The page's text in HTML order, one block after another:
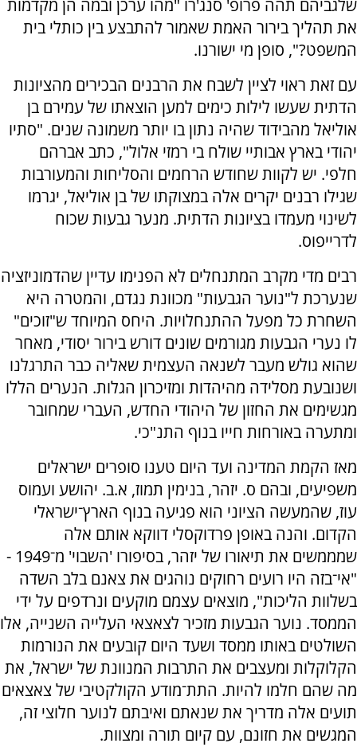
שלגביהם תהה פרופ' סנג'רו "מהו ערכן ובמה הן מקדמות
את תהליך בירור האמת שאמור להתבצע בין כותלי בית
המשפט?", סופן מי ישורנו.
עם זאת ראוי לציין לשבח את הרבנים הבכירים מהציונות
הדתית שעשו לילות כימים למען הוצאתו של עמירם בן
אוליאל מהבידוד שהיה נתון בו יותר משמונה שנים. "סתיו
יהודי בארץ אבותיי שולח בי רמזי אלול", כתב אברהם
חלפי. יש לקוות שחודש הרחמים והסליחות והמעורבות
שגילו רבנים יקרים אלה במצוקתו של בן אוליאל, יגרמו
לשינוי מעמדו בציונות הדתית. מנער גבעות שכוח
לדרייפוס.
רבים מדי מקרב המתנחלים לא הפנימו עדיין שהדמוניזציה
שנערכת ל"נוער הגבעות" מכוונת נגדם, והמטרה היא
השחרת כל מפעל ההתנחלויות. היחס המיוחד ש"זוכים"
לו נערי הגבעות מגורמים שונים דורש בירור יסודי, מאחר
שהוא גולש מעבר לשנאה העצמית שאליה כבר התרגלנו
ושנובעת מסלידה מהיהדות ומזיכרון הגלות. הנערים הללו
מגשימים את החזון של היהודי החדש, העברי שמחובר
ומתערה באורחות חייו בנוף התנ"כי.
מאז הקמת המדינה ועד היום טענו סופרים ישראלים
משפיעים, ובהם ס. יזהר, בנימין תמוז, א.ב. יהושע ועמוס
עוז, שהמעשה הציוני הוא פגיעה בנוף הארץ־ישראלי
הקדום. והנה באופן פרדוקסלי דווקא אותם אלה
שמממשים את תיאורו של יזהר, בסיפורו 'השבוי' מ־1949 -
"אי־בזה היו רועים רחוקים נוהגים את צאנם בלב השדה
בשלוות הליכות", מוצאים עצמם מוקעים ונרדפים על ידי
הממסד. נוער הגבעות מזכיר לצאצאי העלייה השנייה, אלו
השולטים באותו ממסד ושעד היום קובעים את הנורמות
הקלוקלות ומעצבים את התרבות המנוונת של ישראל, את
מה שהם חלמו להיות. התת־מודע הקולקטיבי של צאצאים
תועים אלה מדריך את שנאתם ואיבתם לנוער חלוצי זה,
המגשים את חזונם, עם קיום תורה ומצוות.